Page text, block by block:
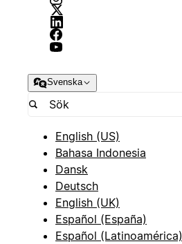
Svenska
English (US)
Bahasa Indonesia
Dansk
Deutsch
English (UK)
Español (España)
Español (Latinoamérica)